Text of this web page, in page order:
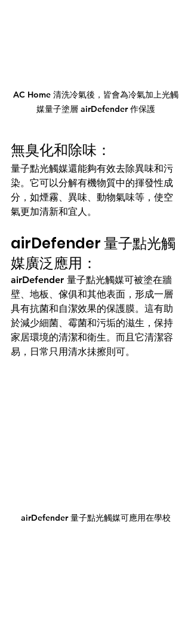
AC Home 清洗冷氣後，皆會為冷氣加上光觸
媒量子塗層 airDefender 作保護
無臭化和除味：
量子點光觸媒還能夠有效去除異味和污
染。它可以分解有機物質中的揮發性成
分，如煙霧、異味、動物氣味等，使空
氣更加清新和宜人。
airDefender 量子點光觸
媒廣泛應用：
airDefender 量子點光觸媒可被塗在牆
壁、地板、傢俱和其他表面，形成一層
具有抗菌和自潔效果的保護膜。這有助
於減少細菌、霉菌和污垢的滋生，保持
家居環境的清潔和衛生。而且它清潔容
易，日常只用清水抺擦則可。
airDefender 量子點光觸媒可應用在學校